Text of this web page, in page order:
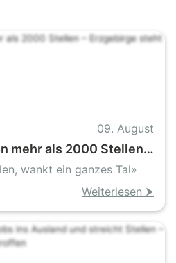
09. August
mehr als 2000 Stellen –
schwerer Probe
wankt ein ganzes Tal»
Weiterlesen ⮞